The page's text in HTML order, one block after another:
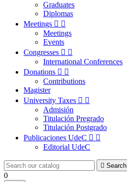
Graduates
Diplomas
Meetings  
Meetings
Events
Congresses  
International Conferences
Donations  
Contributions
Magister
University Taxes  
Admisión
Titulación Pregrado
Titulación Postgrado
Publicaciones UdeC  
Editorial UdeC
 Search
0